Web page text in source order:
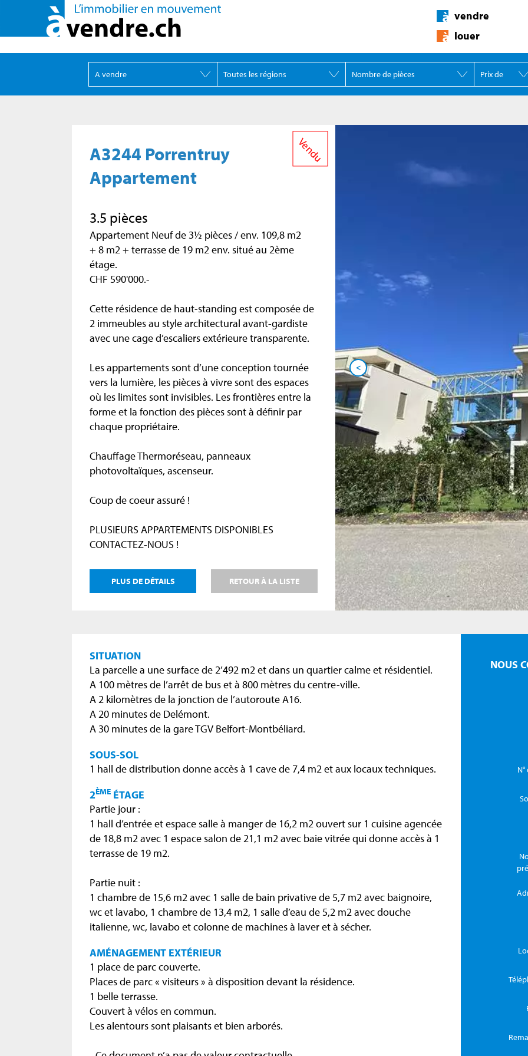
vendre
louer
A3244 Porrentruy
Appartement
3.5 pièces
Vendu
Appartement Neuf de 3½ pièces / env. 109,8 m2
+ 8 m2 + terrasse de 19 m2 env. situé au 2ème
étage.
CHF 590'000.-
Cette résidence de haut-standing est composée de
2 immeubles au style architectural avant-gardiste
avec une cage d’escaliers extérieure transparente.
Les appartements sont d’une conception tournée
vers la lumière, les pièces à vivre sont des espaces
où les limites sont invisibles. Les frontières entre la
forme et la fonction des pièces sont à définir par
chaque propriétaire.
Chauffage Thermoréseau, panneaux
photovoltaïques, ascenseur.
Coup de coeur assuré !
PLUSIEURS APPARTEMENTS DISPONIBLES
CONTACTEZ-NOUS !
PLUS DE DÉTAILS RETOUR À LA LISTE
<
SITUATION
La parcelle a une surface de 2’492 m2 et dans un quartier calme et résidentiel.
A 100 mètres de l’arrêt de bus et à 800 mètres du centre-ville.
A 2 kilomètres de la jonction de l’autoroute A16.
A 20 minutes de Delémont.
A 30 minutes de la gare TGV Belfort-Montbéliard.
SOUS-SOL
1 hall de distribution donne accès à 1 cave de 7,4 m2 et aux locaux techniques.
2ÈME ÉTAGE
Partie jour :
1 hall d’entrée et espace salle à manger de 16,2 m2 ouvert sur 1 cuisine agencée
de 18,8 m2 avec 1 espace salon de 21,1 m2 avec baie vitrée qui donne accès à 1
terrasse de 19 m2.
Partie nuit :
1 chambre de 15,6 m2 avec 1 salle de bain privative de 5,7 m2 avec baignoire,
wc et lavabo, 1 chambre de 13,4 m2, 1 salle d’eau de 5,2 m2 avec douche
italienne, wc, lavabo et colonne de machines à laver et à sécher.
AMÉNAGEMENT EXTÉRIEUR
1 place de parc couverte.
Places de parc « visiteurs » à disposition devant la résidence.
1 belle terrasse.
Couvert à vélos en commun.
Les alentours sont plaisants et bien arborés.
NOUS